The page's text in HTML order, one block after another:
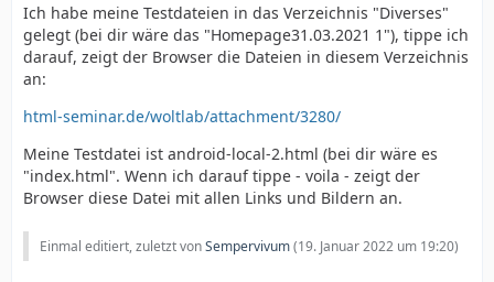
Ich habe meine Testdateien in das Verzeichnis "Diverses"
gelegt (bei dir wäre das "Homepage31.03.2021 1"), tippe ich
darauf, zeigt der Browser die Dateien in diesem Verzeichnis
an:
html-seminar.de/woltlab/attachment/3280/
Meine Testdatei ist android-local-2.html (bei dir wäre es
"index.html". Wenn ich darauf tippe - voila - zeigt der
Browser diese Datei mit allen Links und Bildern an.
Einmal editiert, zuletzt vonSempervivum(19. Januar 2022 um 19:20)